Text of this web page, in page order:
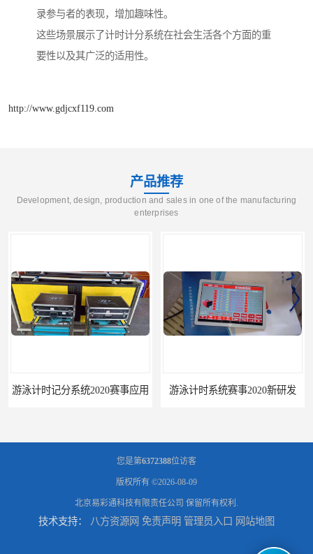
录参与者的表现，增加趣味性。
这些场景展示了计时计分系统在社会生活各个方面的重
要性以及其广泛的适用性。
http://www.gdjcxf119.com
产品推荐
Development, design, production and sales in one of the manufacturing
enterprises
应用 游泳计时系统赛事2020新研发
您是第6372388位访客
版权所有 ©2026-08-09
北京易彩通科技有限责任公司 保留所有权利.
技术支持： 八方资源网 免责声明 管理员入口 网站地图